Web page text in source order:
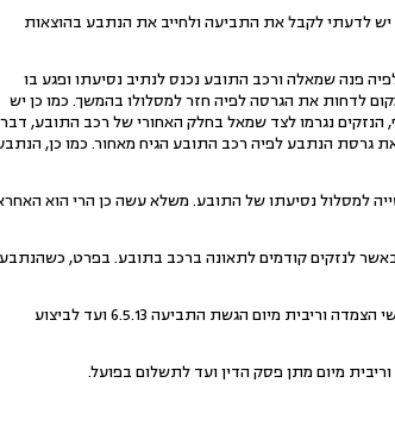
לדעתי לקבל את התביעה ולחייב את הנתבע בהוצאות
פנה שמאלה ורכב התובע נכנס לנתיב נסיעתו ופגע בו
לדחות את הגרסה לפיה חזר למסלולו בהמשך. כמו כן יש
נגרמו לצד שמאל בחלק האחורי של רכב התובע, דבר
הנתבע לפיה רכב התובע הגיח מאחור. כמו כן,
למסלול נסיעתו של התובע. משלא עשה כן הרי הוא
לנזקים קודמים לתאונה ברכב בתובע. בפרט, כשהנתבע
7. סוף דבר, התביעה מתקבלת. הנני מורה לנתבע לשלם לתובע סך של 3,527 ₪ בצירוף הפרשי הצמדה וריבית מיום הגשת התביעה 6.5.13 ועד לביצוע